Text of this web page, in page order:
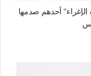
"ملكة الإغراء" أحدهم صدمها